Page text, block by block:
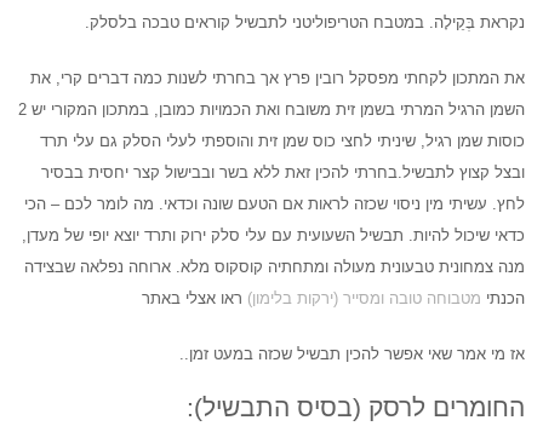
נקראת בְּקֵילָה. במטבח הטריפוליטני לתבשיל קוראים טבכה בלסלק.
את המתכון לקחתי מפסקל רובין פרץ אך בחרתי לשנות כמה דברים קרי, את
השמן הרגיל המרתי בשמן זית משובח ואת הכמויות כמובן, במתכון המקורי יש 2
כוסות שמן רגיל, שיניתי לחצי כוס שמן זית והוספתי לעלי הסלק גם עלי תרד
ובצל קצוץ לתבשיל.בחרתי להכין זאת ללא בשר ובבישול קצר יחסית בבסיר
לחץ. עשיתי מין ניסוי שכזה לראות אם הטעם שונה וכדאי. מה לומר לכם – הכי
כדאי שיכול להיות. תבשיל השעועית עם עלי סלק ירוק ותרד יוצא יופי של מעדן,
מנה צמחונית טבעונית מעולה ומתחתיה קוסקוס מלא. ארוחה נפלאה שבצידה
הכנתי מטבוחה טובה ומסייר (ירקות בלימון) ראו אצלי באתר
אז מי אמר שאי אפשר להכין תבשיל שכזה במעט זמן..
החומרים לרסק (בסיס התבשיל):